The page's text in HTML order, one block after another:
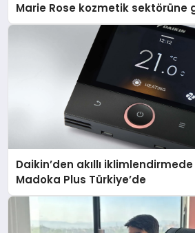
Marie Rose kozmetik sektörüne
Daikin’den akıllı
Madoka Plus Türkiye’de